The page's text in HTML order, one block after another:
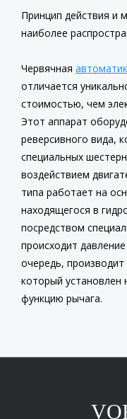
Принцип действия и
наиболее
Червячная
отличается
стоимостью, чем
Этот аппарат
реверсивного вида,
специальных
воздействием
типа работает на
находящегося в
посредством
происходит
очередь, производит
который установлен
функцию рычага.